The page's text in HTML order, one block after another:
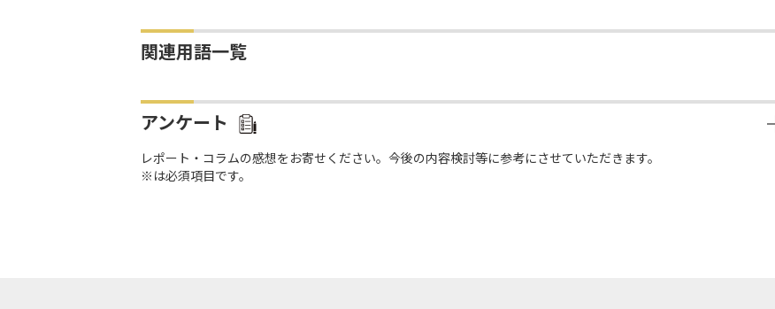
関連用語一覧
アンケート
レポート・コラムの感想をお寄せください。今後の内容検討等に参考にさせていただきます。
※は必須項目です。